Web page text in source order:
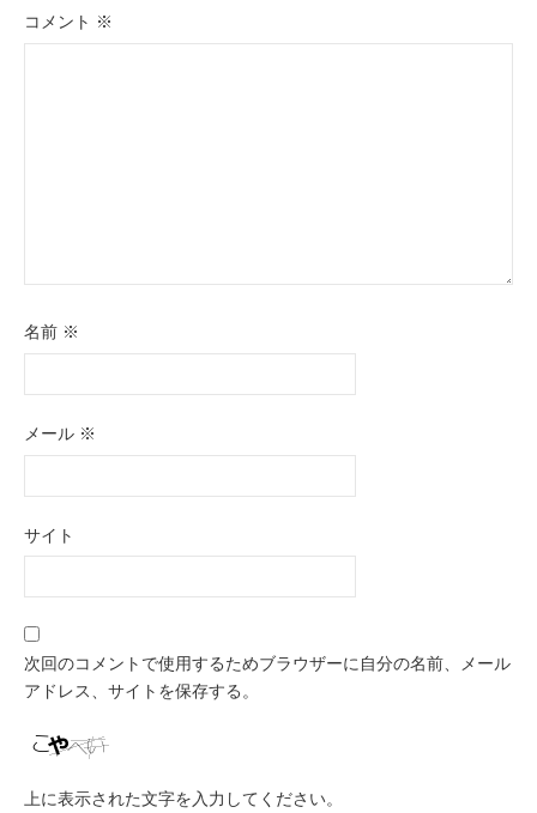
シ
コメント ※
名前 ※
メール ※
サイト
次回のコメントで使用するためブラウザーに自分の名前、メール
アドレス、サイトを保存する。
上に表示された文字を入力してください。